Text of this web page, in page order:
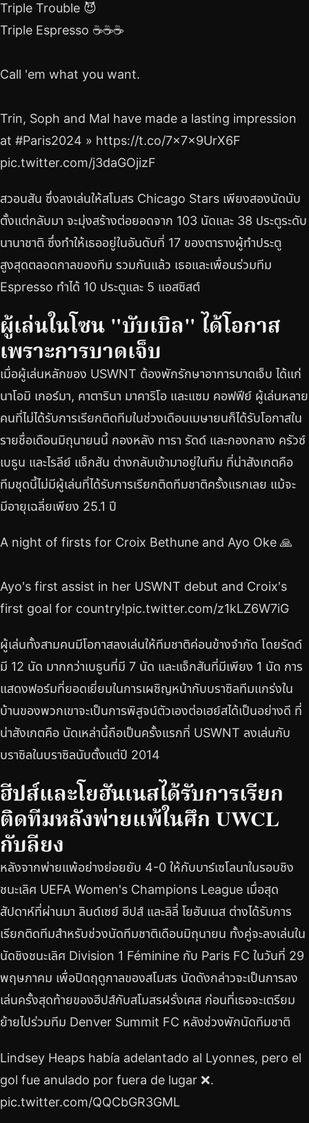
Triple Trouble 😈
Triple Espresso ☕️☕️☕️
Call 'em what you want.
Trin, Soph and Mal have made a lasting impression
at #Paris2024 » https://t.co/7x7x9UrX6F
pic.twitter.com/j3daGOjizF
สวอนสัน ซึ่งลงเล่นให้สโมสร Chicago Stars เพียงสองนัดนับ
ตั้งแต่กลับมา จะมุ่งสร้างต่อยอดจาก 103 นัดและ 38 ประตูระดับ
นานาชาติ ซึ่งทำให้เธออยู่ในอันดับที่ 17 ของตารางผู้ทำประตู
สูงสุดตลอดกาลของทีม รวมกันแล้ว เธอและเพื่อนร่วมทีม
Espresso ทำได้ 10 ประตูและ 5 แอสซิสต์
ผู้เล่นในโซน "บับเบิล" ได้โอกาส
เพราะการบาดเจ็บ
เมื่อผู้เล่นหลักของ USWNT ต้องพักรักษาอาการบาดเจ็บ ได้แก่
นาโอมิ เกอร์มา, คาตารินา มาคาริโอ และแซม คอฟฟีย์ ผู้เล่นหลาย
คนที่ไม่ได้รับการเรียกติดทีมในช่วงเดือนเมษายนก็ได้รับโอกาสใน
รายชื่อเดือนมิถุนายนนี้ กองหลัง ทารา รัดด์ และกองกลาง ครัวซ์
เบธูน และไรลีย์ แจ็กสัน ต่างกลับเข้ามาอยู่ในทีม ที่น่าสังเกตคือ
ทีมชุดนี้ไม่มีผู้เล่นที่ได้รับการเรียกติดทีมชาติครั้งแรกเลย แม้จะ
มีอายุเฉลี่ยเพียง 25.1 ปี
A night of firsts for Croix Bethune and Ayo Oke 🙏
Ayo's first assist in her USWNT debut and Croix's
first goal for country!pic.twitter.com/z1kLZ6W7iG
ผู้เล่นทั้งสามคนมีโอกาสลงเล่นให้ทีมชาติค่อนข้างจำกัด โดยรัดด์
มี 12 นัด มากกว่าเบธูนที่มี 7 นัด และแจ็กสันที่มีเพียง 1 นัด การ
แสดงฟอร์มที่ยอดเยี่ยมในการเผชิญหน้ากับบราซิลทีมแกร่งใน
บ้านของพวกเขาจะเป็นการพิสูจน์ตัวเองต่อเฮย์สได้เป็นอย่างดี ที่
น่าสังเกตคือ นัดเหล่านี้ถือเป็นครั้งแรกที่ USWNT ลงเล่นกับ
บราซิลในบราซิลนับตั้งแต่ปี 2014
ฮีปส์และโยฮันเนสได้รับการเรียก
ติดทีมหลังพ่ายแพ้ในศึก UWCL
กับลียง
หลังจากพ่ายแพ้อย่างย่อยยับ 4-0 ให้กับบาร์เซโลนาในรอบชิง
ชนะเลิศ UEFA Women's Champions League เมื่อสุด
สัปดาห์ที่ผ่านมา ลินด์เซย์ ฮีปส์ และลิลี่ โยฮันเนส ต่างได้รับการ
เรียกติดทีมสำหรับช่วงนัดทีมชาติเดือนมิถุนายน ทั้งคู่จะลงเล่นใน
นัดชิงชนะเลิศ Division 1 Féminine กับ Paris FC ในวันที่ 29
พฤษภาคม เพื่อปิดฤดูกาลของสโมสร นัดดังกล่าวจะเป็นการลง
เล่นครั้งสุดท้ายของฮีปส์กับสโมสรฝรั่งเศส ก่อนที่เธอจะเตรียม
ย้ายไปร่วมทีม Denver Summit FC หลังช่วงพักนัดทีมชาติ
Lindsey Heaps había adelantado al Lyonnes, pero el
gol fue anulado por fuera de lugar ❌.
pic.twitter.com/QQCbGR3GML